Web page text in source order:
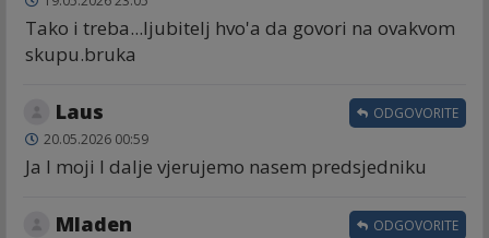
Tako i treba...ljubitelj hvo'a da govori na ovakvom
skupu.bruka
Laus
20.05.2026 00:59
Ja I moji I dalje vjerujemo nasem predsjedniku
ODGOVORITE
Mladen ODGOVORITE